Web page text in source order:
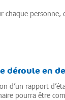
déroule en
d’un rapport
pourra être